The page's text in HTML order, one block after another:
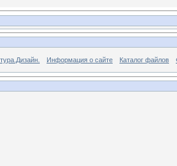
Информация о сайте Каталог файлов